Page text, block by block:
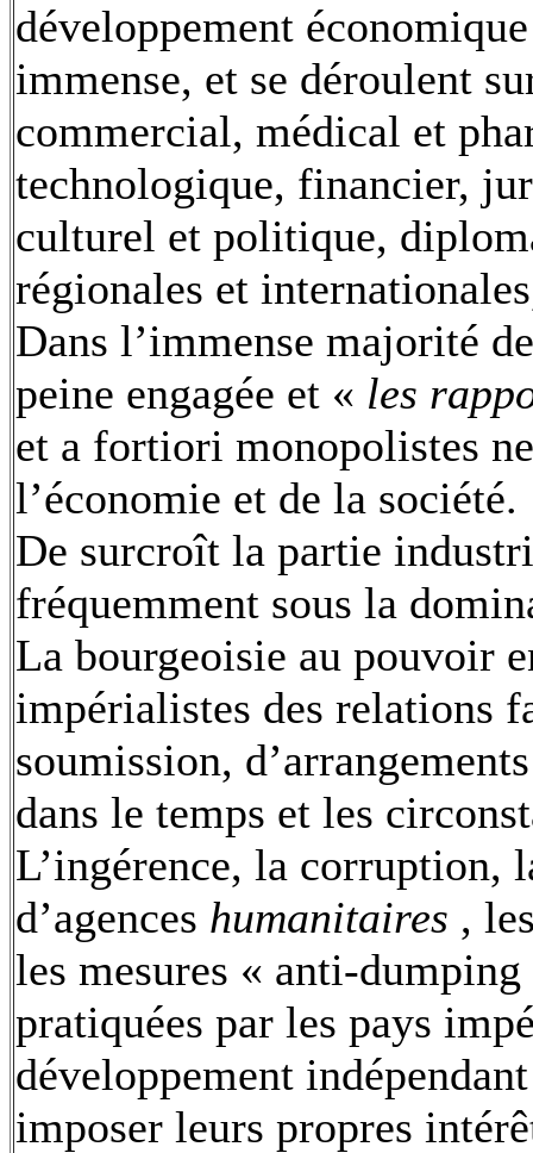
développement
immense, et se déroulent
commercial, médical et
technologique, financier,
culturel et politique,
régionales et
Dans l’immense majorité
peine engagée et « les
et a fortiori monopolistes
l’économie et de la société.
De surcroît la partie
fréquemment sous la
La bourgeoisie au pouvoir
impérialistes des relations
soumission,
dans le temps et les
L’ingérence, la corruption,
d’agences humanitaires ,
les mesures « anti-
pratiquées par les pays
développement
imposer leurs propres